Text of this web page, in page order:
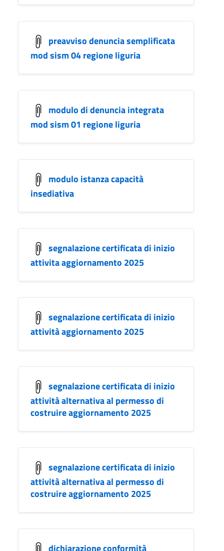
preavviso denuncia semplificata
mod sism 04 regione liguria
modulo di denuncia integrata
mod sism 01 regione liguria
modulo istanza capacità
insediativa
segnalazione certificata di inizio
attivita aggiornamento 2025
segnalazione certificata di inizio
attività aggiornamento 2025
segnalazione certificata di inizio
attività alternativa al permesso di
costruire aggiornamento 2025
segnalazione certificata di inizio
attività alternativa al permesso di
costruire aggiornamento 2025
dichiarazione conformità